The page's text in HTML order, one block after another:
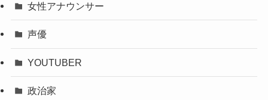
女性アナウンサー
声優
YOUTUBER
政治家